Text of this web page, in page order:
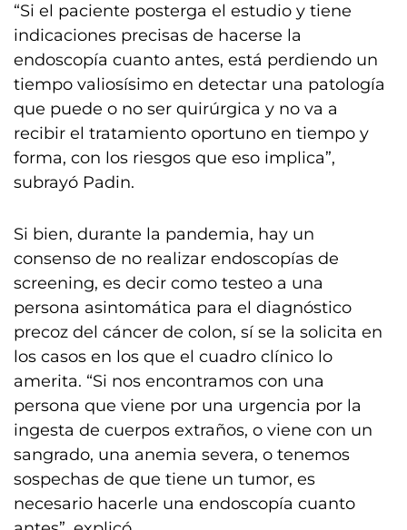
“Si el paciente posterga el estudio y tiene
indicaciones precisas de hacerse la
endoscopía cuanto antes, está perdiendo un
tiempo valiosísimo en detectar una patología
que puede o no ser quirúrgica y no va a
recibir el tratamiento oportuno en tiempo y
forma, con los riesgos que eso implica”,
subrayó Padin.
Si bien, durante la pandemia, hay un
consenso de no realizar endoscopías de
screening, es decir como testeo a una
persona asintomática para el diagnóstico
precoz del cáncer de colon, sí se la solicita en
los casos en los que el cuadro clínico lo
amerita. “Si nos encontramos con una
persona que viene por una urgencia por la
ingesta de cuerpos extraños, o viene con un
sangrado, una anemia severa, o tenemos
sospechas de que tiene un tumor, es
necesario hacerle una endoscopía cuanto